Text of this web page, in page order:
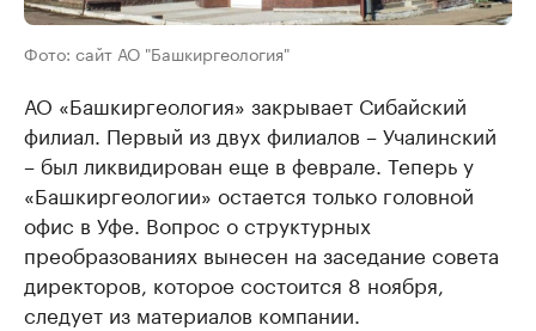
Фото: сайт АО "Башкиргеология"
АО «Башкиргеология» закрывает Сибайский
филиал. Первый из двух филиалов – Учалинский
– был ликвидирован еще в феврале. Теперь у
«Башкиргеологии» остается только головной
офис в Уфе. Вопрос о структурных
преобразованиях вынесен на заседание совета
директоров, которое состоится 8 ноября,
следует из материалов компании.